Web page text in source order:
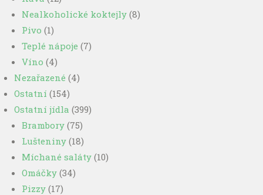
Nealkoholické koktejly (8)
Pivo (1)
Teplé nápoje (7)
Víno (4)
Nezařazené (4)
Ostatní (154)
Ostatní jídla (399)
Brambory (75)
Lušteniny (18)
Míchané saláty (10)
Omáčky (34)
Pizzy (17)